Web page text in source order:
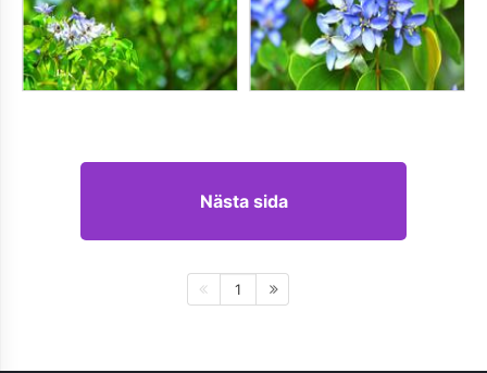
Nästa sida
1